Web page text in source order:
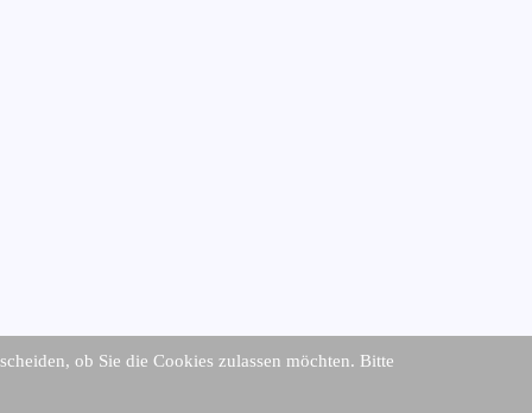
ob Sie die Cookies zulassen möchten. Bitte